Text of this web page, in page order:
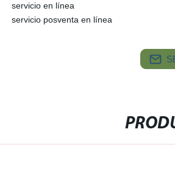
servicio en línea
servicio posventa en línea